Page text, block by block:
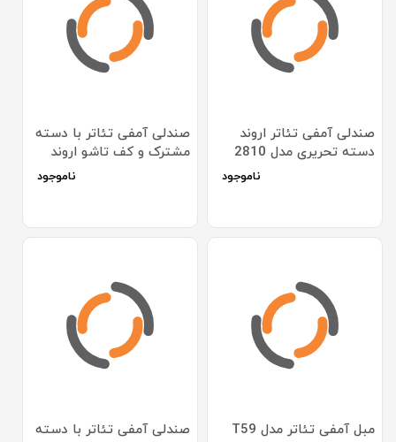
صندلی آمفی تئاتر اروند
دسته تحریری مدل 2810
ناموجود
صندلی آمفی تئاتر با دسته
مشترک و کف تاشو اروند
ناموجود
مبل آمفی تئاتر مدل T59
صندلی آمفی تئاتر با دسته